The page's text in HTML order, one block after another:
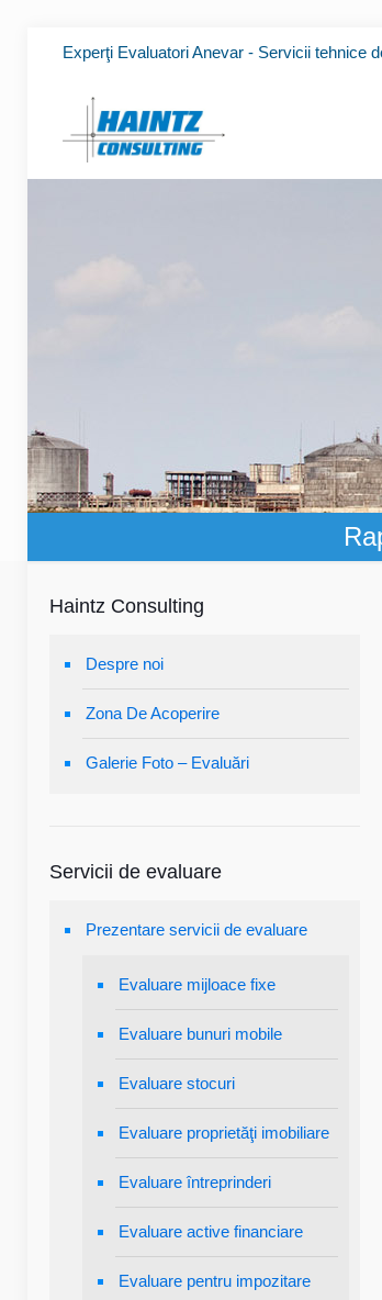
Experţi Evaluatori Anevar - Servicii tehnice
Haintz Consulting
Despre noi
Zona De Acoperire
Galerie Foto – Evaluări
Servicii de evaluare
Prezentare servicii de evaluare
Evaluare mijloace fixe
Evaluare bunuri mobile
Evaluare stocuri
Evaluare proprietăţi imobiliare
Evaluare întreprinderi
Evaluare active financiare
Evaluare pentru impozitare